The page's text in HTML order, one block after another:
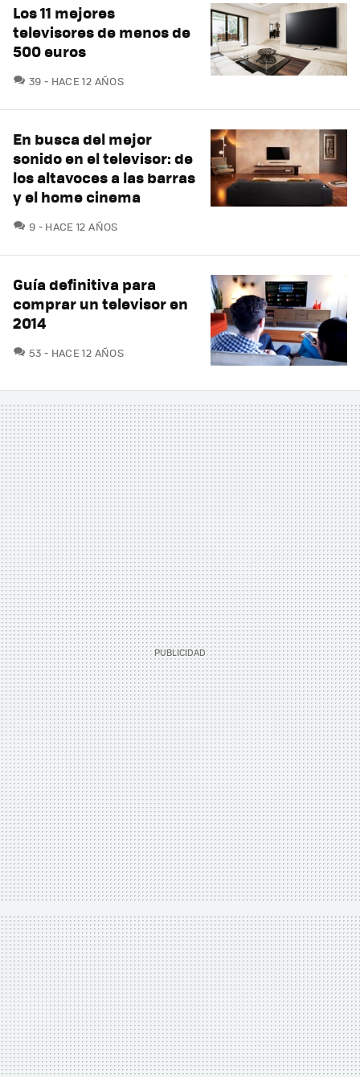
Los 11 mejores
televisores de menos de
500 euros
39 COMENTARIOS
HACE 12 AÑOS
En busca del mejor
sonido en el televisor: de
los altavoces a las barras
y el home cinema
9 COMENTARIOS
HACE 12 AÑOS
Guía definitiva para
comprar un televisor en
2014
53 COMENTARIOS
HACE 12 AÑOS